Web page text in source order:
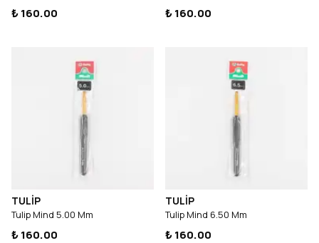
₺ 160.00 ₺ 160.00
TULİP
Tulip Mind 5.00 Mm
₺ 160.00
TULİP
Tulip Mind 6.50 Mm
₺ 160.00